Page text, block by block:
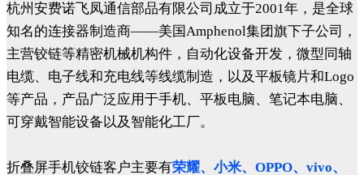
杭州安费诺飞凤通信部品有限公司成立于2001年，是全球
知名的连接器制造商——美国Amphenol集团旗下子公司，
主营铰链等精密机械机构件，自动化设备开发，微型同轴
电缆、电子线和充电线等线缆制造，以及平板镜片和Logo
等产品，产品广泛应用于手机、平板电脑、笔记本电脑、
可穿戴智能设备以及智能化工厂。
折叠屏手机铰链客户主要有荣耀、小米、OPPO、vivo、